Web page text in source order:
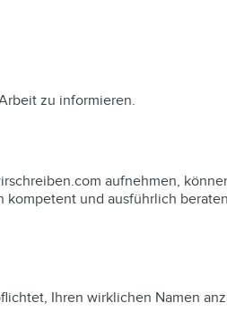
zu informieren.
aufnehmen,
und ausführlich
Ihren wirklichen Namen